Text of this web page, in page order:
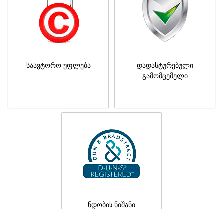
საავტორო უფლება
დადასტურებული
გამომცემელი
ნდობის ნიშანი